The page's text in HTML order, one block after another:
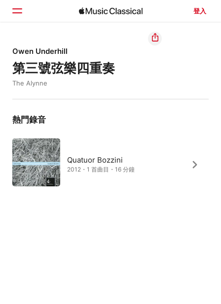
登入
首頁
瀏覽
Owen Underhill
第三號弦樂四重奏
The Alynne
熱門錄音
Quatuor Bozzini
2012・1 首曲目・16 分鐘